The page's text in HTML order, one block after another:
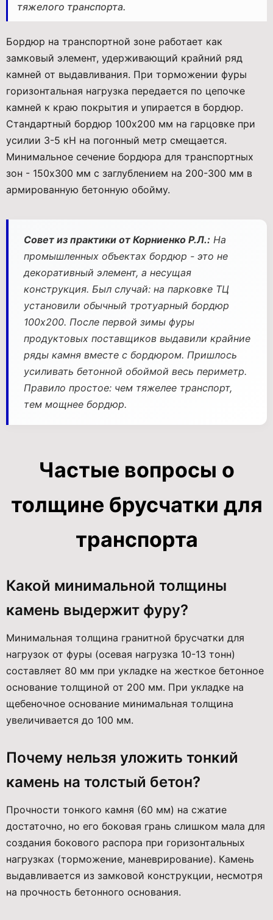
тяжелого транспорта.
Бордюр на транспортной зоне работает как
замковый элемент, удерживающий крайний ряд
камней от выдавливания. При торможении фуры
горизонтальная нагрузка передается по цепочке
камней к краю покрытия и упирается в бордюр.
Стандартный бордюр 100x200 мм на гарцовке при
усилии 3-5 кН на погонный метр смещается.
Минимальное сечение бордюра для транспортных
зон - 150x300 мм с заглублением на 200-300 мм в
армированную бетонную обойму.
Совет из практики от Корниенко Р.Л.: На
промышленных объектах бордюр - это не
декоративный элемент, а несущая
конструкция. Был случай: на парковке ТЦ
установили обычный тротуарный бордюр
100x200. После первой зимы фуры
продуктовых поставщиков выдавили крайние
ряды камня вместе с бордюром. Пришлось
усиливать бетонной обоймой весь периметр.
Правило простое: чем тяжелее транспорт,
тем мощнее бордюр.
Частые вопросы о
толщине брусчатки для
транспорта
Какой минимальной толщины
камень выдержит фуру?
Минимальная толщина гранитной брусчатки для
нагрузок от фуры (осевая нагрузка 10-13 тонн)
составляет 80 мм при укладке на жесткое бетонное
основание толщиной от 200 мм. При укладке на
щебеночное основание минимальная толщина
увеличивается до 100 мм.
Почему нельзя уложить тонкий
камень на толстый бетон?
Прочности тонкого камня (60 мм) на сжатие
достаточно, но его боковая грань слишком мала для
создания бокового распора при горизонтальных
нагрузках (торможение, маневрирование). Камень
выдавливается из замковой конструкции, несмотря
на прочность бетонного основания.